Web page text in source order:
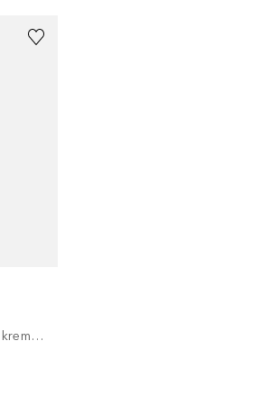
Lūpų balzamas, Lūpų kremas